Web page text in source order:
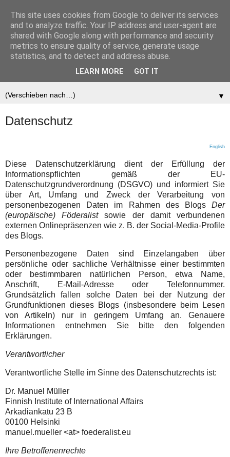
Der (europäische)
Föderalist
▼
Datenschutz
English
Diese Datenschutzerklärung dient der Erfüllung der
Informationspflichten gemäß der EU-
Datenschutzgrundverordnung (DSGVO) und informiert Sie
über Art, Umfang und Zweck der Verarbeitung von
personenbezogenen Daten im Rahmen des Blogs Der
(europäische) Föderalistsowie der damit verbundenen
externen Onlinepräsenzen wie z. B. der Social-Media-Profile
des Blogs.
Personenbezogene Daten sind Einzelangaben über
persönliche oder sachliche Verhältnisse einer bestimmten
oder bestimmbaren natürlichen Person, etwa Name,
Anschrift, E-Mail-Adresse oder Telefonnummer.
Grundsätzlich fallen solche Daten bei der Nutzung der
Grundfunktionen dieses Blogs (insbesondere beim Lesen
von Artikeln) nur in geringem Umfang an. Genauere
Informationen entnehmen Sie bitte den folgenden
Erklärungen.
Verantwortlicher
Verantwortliche Stelle im Sinne des Datenschutzrechts ist:
Dr. Manuel Müller
Finnish Institute of International Affairs
Arkadiankatu 23 B
00100 Helsinki
manuel.mueller <at> foederalist.eu
Ihre Betroffenenrechte
This site uses cookies from Google to deliver its services
and to analyze traffic. Your IP address and user-agent are
shared with Google along with performance and security
metrics to ensure quality of service, generate usage
statistics, and to detect and address abuse.
LEARN MORE GOT IT